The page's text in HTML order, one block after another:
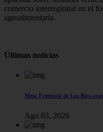
comercio interregional en el
agroalimentaria.
Últimas noticias
Mesa Frutícola de Los Ríos
Ago 03, 2026